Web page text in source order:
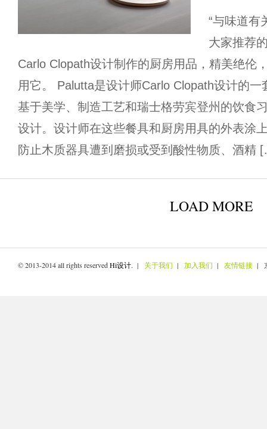
“与味道有
大家推荐
Carlo Clopath设计制作的厨房用品，精美绝伦
用它。 Palutta是设计师Carlo Clopath设计的
基于美学、制造工艺和瑞士格劳宾登州的饮食
设计。设计师在这些餐具和厨房用具的外表涂
防止木质器具遭到磨损或受到酸性物质、酒精
LOAD MORE
© 2013-2014 all rights reservedHi设计. | 关于我们 | 加入我们 | 友情链接 |